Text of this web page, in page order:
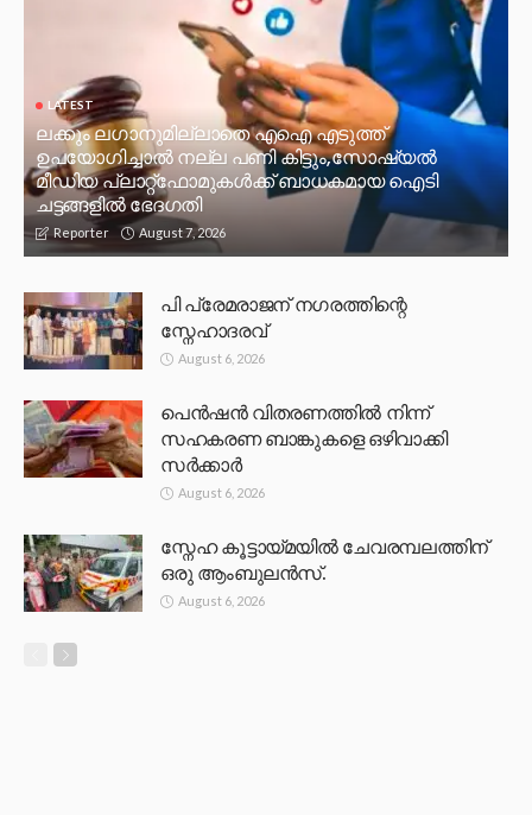
LATEST
ലക്കും ലഗാനുമില്ലാതെ എഐ എടുത്ത്
ഉപയോഗിച്ചാല്‍ നല്ല പണി കിട്ടും,സോഷ്യല്‍
മീഡിയ പ്ലാറ്റ്‌ഫോമുകള്‍ക്ക് ബാധകമായ ഐടി
ചട്ടങ്ങളില്‍ ഭേദഗതി
Reporter August 7, 2026
പി പ്രേമരാജന് നഗരത്തിന്റെ
സ്നേഹാദരവ്
August 6, 2026
പെൻഷൻ വിതരണത്തിൽ നിന്ന്
സഹകരണ ബാങ്കുകളെ ഒഴിവാക്കി
സർക്കാർ
August 6, 2026
സ്നേഹ കൂട്ടായ്മയിൽ ചേവരമ്പലത്തിന്
ഒരു ആംബുലൻസ്.
August 6, 2026